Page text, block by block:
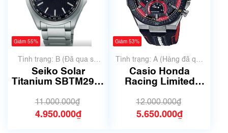
Giảm 55%
Tình trạng: B (Đã qua sử
dụng, hàng đẹp, có chút
xước dăm)
Seiko Solar
Titanium SBTM291 |
số 6279
11.000.000₫
4.950.000₫
Giảm 53%
Tình trạng: A (Hàng đã qua
sử dụng nhưng rất đẹp,
không có xước)
Casio Honda
Racing Limited
560HR-1AJF | Size
42mm | 5741B
12.000.000₫
5.650.000₫